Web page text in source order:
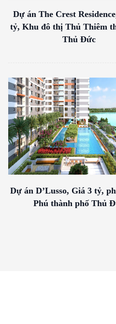
Dự án The Crest
tỷ, Khu đô thị Thủ Thiêm
Thủ Đức
Dự án D’Lusso, Giá 3 tỷ,
Phú thành phố Thủ